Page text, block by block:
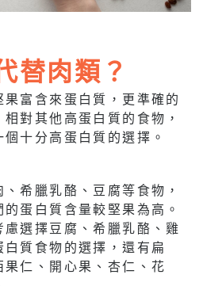
替肉類？
富含來蛋白質，更準確的
對其他高蛋白質的食物，
十分高蛋白質的選擇。
希臘乳酪、豆腐等食物，
蛋白質含量較堅果為高。
選擇豆腐、希臘乳酪、雞
質食物的選擇，還有扁
仁、開心果、杏仁、花